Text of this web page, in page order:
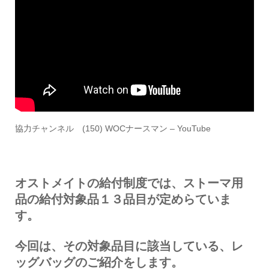
協力チャンネル (150) WOCナースマン – YouTube
オストメイトの給付制度では、ストーマ用
品の給付対象品１３品目が定めらていま
す。
今回は、その対象品目に該当している、レ
ッグバッグのご紹介をします。